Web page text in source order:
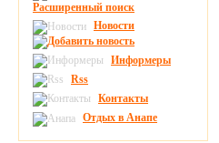
Расширенный поиск
Новости
Информеры
Rss
Контакты
Отдых в Анапе